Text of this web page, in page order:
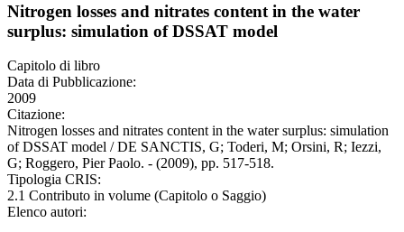
Nitrogen losses and nitrates content in the water
surplus: simulation of DSSAT model
Capitolo di libro
Data di Pubblicazione:
2009
Citazione:
Nitrogen losses and nitrates content in the water surplus: simulation
of DSSAT model / DE SANCTIS, G; Toderi, M; Orsini, R; Iezzi,
G; Roggero, Pier Paolo. - (2009), pp. 517-518.
Tipologia CRIS:
2.1 Contributo in volume (Capitolo o Saggio)
Elenco autori: